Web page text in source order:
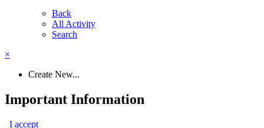
Back
All Activity
Search
×
Create New...
Important Information
I accept